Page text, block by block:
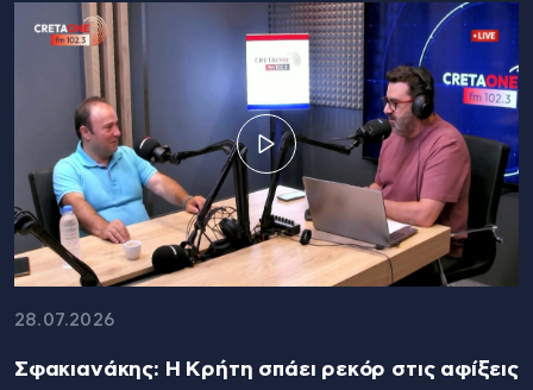
28.07.2026
Σφακιανάκης: Η Κρήτη σπάει ρεκόρ στις αφίξεις